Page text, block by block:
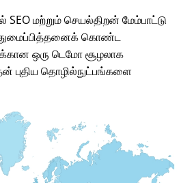
மற்றும் செயல்திறன் மேம்பாட்டு
கொண்ட
க்கான ஒரு டெமோ சூழலாக
புதிய தொழில்நுட்பங்களை